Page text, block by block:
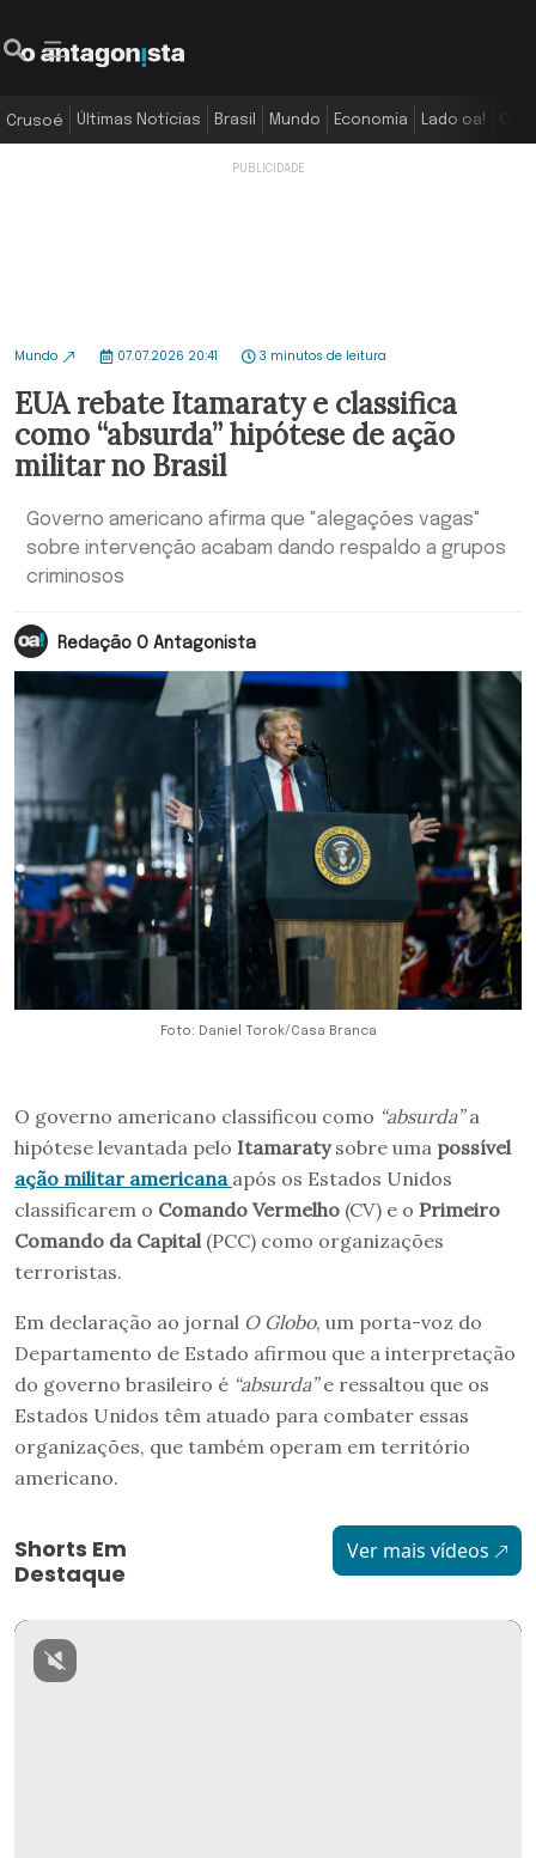
Crusoé Últimas Notícias Brasil Mundo Economia Lado oa!
Mundo 07.07.2026 20:41 3 minutos de leitura
EUA rebate Itamaraty e classifica
como “absurda” hipótese de ação
militar no Brasil
Governo americano afirma que "alegações vagas"
sobre intervenção acabam dando respaldo a grupos
criminosos
Redação O Antagonista
Foto: Daniel Torok/Casa Branca
O governo americano classificou como “absurda”a
hipótese levantada pelo Itamaratysobre uma possível
ação militar americana após os Estados Unidos
classificarem o Comando Vermelho (CV) e o Primeiro
Comando da Capital (PCC) como organizações
terroristas.
Em declaração ao jornal O Globo, um porta-voz do
Departamento de Estado afirmou que a interpretação
do governo brasileiro é “absurda”e ressaltou que os
Estados Unidos têm atuado para combater essas
organizações, que também operam em território
americano.
Shorts Em
Destaque
Ver mais vídeos